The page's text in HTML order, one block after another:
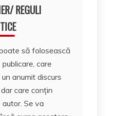
REGULI
să folosească
care
anumit discurs
care conțin
Se va